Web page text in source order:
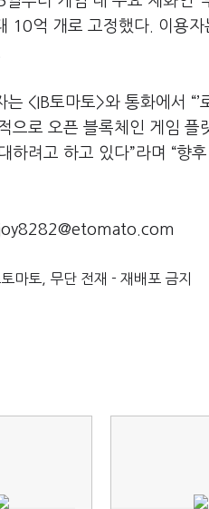
10억 개로 고정했다. 이용
는 <IB토마토>와 통화에서
으로 오픈 블록체인 게임 플
하려고 하고 있다”라며 “향
마토, 무단 전재 - 재배포 금지